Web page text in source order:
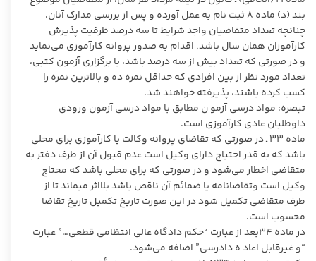
بند (د) ماده ۸ ثبت نام به عمل آورده و پس از بررسی مدارک آنان،
چنانچه تعداد متقاضیان واجد شرایط تا سه درصد ظرفیت پذیرش
کارآموزان همان سال باشد، اقدام به صدور پروانه کارآموزی می‌نماید
و در صورتی که تعداد بیش از سه درصد باشد، با برگزاری آزمون کتبی،
تعداد مورد نظر از بین افرادی که حداقل نمره ده و بالاترین نمره را
کسب کرده باشند، پذیرفته خواهند شد.
تبصره: مواد درسی آزمو ن مطابق با مواد درسی آزمون ورودی
داوطلبان عادی کارآموزی است.
ماده ۳۳ ـ در صورتی که تقاضای پروانه وکالت یا کارآموزی برای محلی
باشد که به قدر احتیاج دارای وکیل است عدم قبول آن از طرف دفتر به
متقاضی اخطار می‌شود و در صورتی که برای محلی باشد که محتاج
وکیل است وتقاضانامه یا ضمائم آن ناقص باشد بلااثر میماند تا از
طرف متقاضی تکمیل شود در این صورت تاریخ تکمیل تاریخ تقاضا
محسوب است.
در ماده ۳۴بعد از عبارت “حکم دادگاه عالی انتظامی قطعی…” عبارت
“و غیرقابل اعاد ه دادرسی” اضافه می‌شود.